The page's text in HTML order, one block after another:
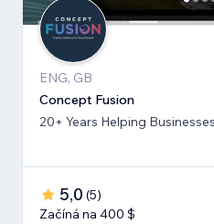
ENG, GB
Concept Fusion
20+ Years Helping
5,0 (5)
Začíná na 400 $